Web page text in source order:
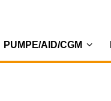
PUMPE/AID/CGM